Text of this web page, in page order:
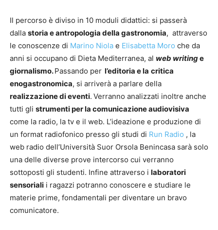
Il percorso è diviso in 10 moduli didattici: si passerà
dalla storia e antropologia della gastronomia, attraverso
le conoscenze di Marino Niola e Elisabetta Moro che da
anni si occupano di Dieta Mediterranea, al web writinge
giornalismo.Passando per l’editoria e la critica
enogastronomica, si arriverà a parlare della
realizzazione di eventi. Verranno analizzati inoltre anche
tutti gli strumenti per la comunicazione audiovisiva
come la radio, la tv e il web. L’ideazione e produzione di
un format radiofonico presso gli studi di Run Radio , la
web radio dell’Università Suor Orsola Benincasa sarà solo
una delle diverse prove intercorso cui verranno
sottoposti gli studenti. Infine attraverso i laboratori
sensoriali i ragazzi potranno conoscere e studiare le
materie prime, fondamentali per diventare un bravo
comunicatore.